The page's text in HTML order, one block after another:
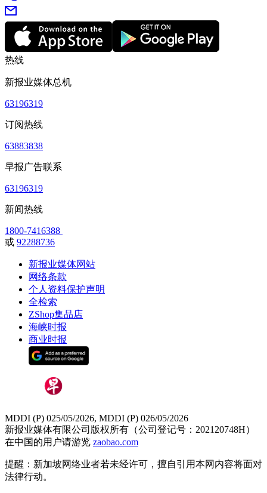
热线
新报业媒体总机
63196319
订阅热线
63883838
早报广告联系
63196319
新闻热线
1800-7416388
或 92288736
新报业媒体网站
网络条款
个人资料保护声明
全检索
ZShop集品店
海峡时报
商业时报
MDDI (P) 025/05/2026, MDDI (P) 026/05/2026
新报业媒体有限公司版权所有（公司登记号：202120748H）
在中国的用户请游览 zaobao.com
提醒：新加坡网络业者若未经许可，擅自引用本网内容将面对
法律行动。